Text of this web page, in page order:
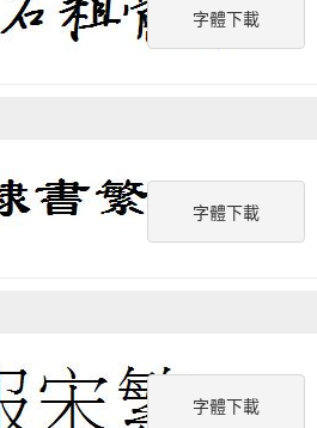
字體下載
字體下載
字體下載